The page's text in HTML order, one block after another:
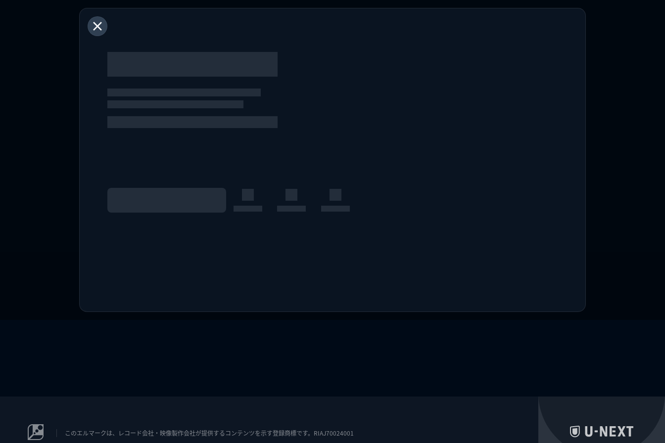
このエルマークは、レコード会社・映像製作会社が提供するコンテンツを示す登録商標です。RIAJ70024001